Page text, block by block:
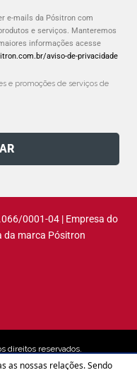
e-mails da Pósitron com
e serviços. Manteremos
informações acesse
aviso-de-privacidade
e promoções de serviços de
0001-04 | Empresa do
da marca Pósitron
direitos reservados.
as nossas relações. Sendo